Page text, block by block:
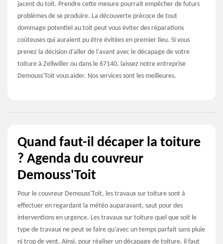
jacent du toit. Prendre cette mesure pourrait empêcher de futurs
problèmes de se produire. La découverte précoce de tout
dommage potentiel au toit peut vous éviter des réparations
coûteuses qui auraient pu être évitées en premier lieu. Si vous
prenez la décision d'aller de l'avant avec le décapage de votre
toiture à Zellwiller ou dans le 67140, laissez notre entreprise
Demouss'Toit vous aider. Nos services sont les meilleures.
Quand faut-il décaper la toiture
? Agenda du couvreur
Demouss'Toit
Pour le couvreur Demouss'Toit, les travaux sur toiture sont à
effectuer en regardant la météo auparavant, saut pour des
interventions en urgence. Les travaux sur toiture quel que soit le
type de travaux ne peut se faire qu’avec un temps parfait sans pluie
ni trop de vent. Ainsi, pour réaliser un décapage de toiture, il faut